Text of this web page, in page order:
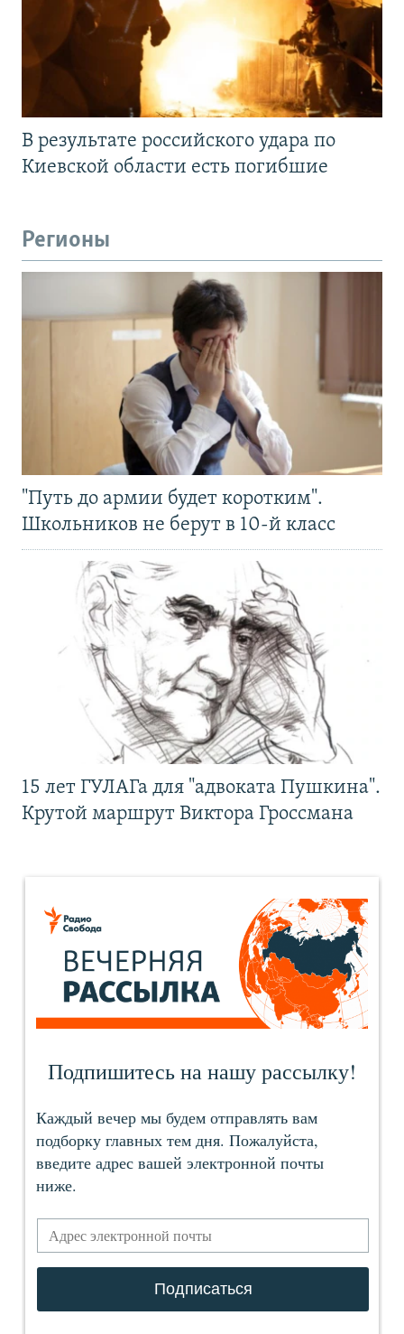
В результате российского удара по
Киевской области есть погибшие
Регионы
"Путь до армии будет коротким".
Школьников не берут в 10-й класс
15 лет ГУЛАГа для "адвоката Пушкина".
Крутой маршрут Виктора Гроссмана